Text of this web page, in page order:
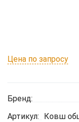
Цена по запросу
Бренд:
Артикул:
Ковш